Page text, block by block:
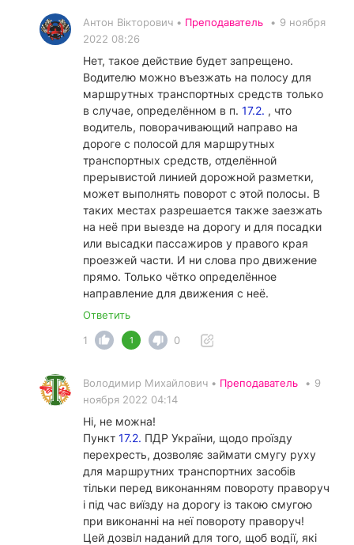
Антон Вікторович • Преподаватель • 9 ноября
2022 08:26
Нет, такое действие будет запрещено.
Водителю можно въезжать на полосу для
маршрутных транспортных средств только
в случае, определённом в п. 17.2. , что
водитель, поворачивающий направо на
дороге с полосой для маршрутных
транспортных средств, отделённой
прерывистой линией дорожной разметки,
может выполнять поворот с этой полосы. В
таких местах разрешается также заезжать
на неё при выезде на дорогу и для посадки
или высадки пассажиров у правого края
проезжей части. И ни слова про движение
прямо. Только чётко определённое
направление для движения с неё.
Ответить
1
1 0
Володимир Михайлович • Преподаватель • 9
ноября 2022 04:14
Ні, не можна!
Пункт 17.2. ПДР України, щодо проїзду
перехресть, дозволяє займати смугу руху
для маршрутних транспортних засобів
тільки перед виконанням повороту праворуч
і під час виїзду на дорогу із такою смугою
при виконанні на неї повороту праворуч!
Цей дозвіл наданий для того, щоб водії, які